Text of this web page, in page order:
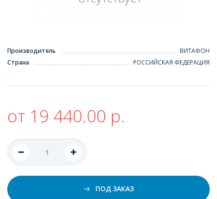
Производитель
ВИТАФОН
Страна
РОССИЙСКАЯ ФЕДЕРАЦИЯ
от 19 440.00 р.
ПОД ЗАКАЗ